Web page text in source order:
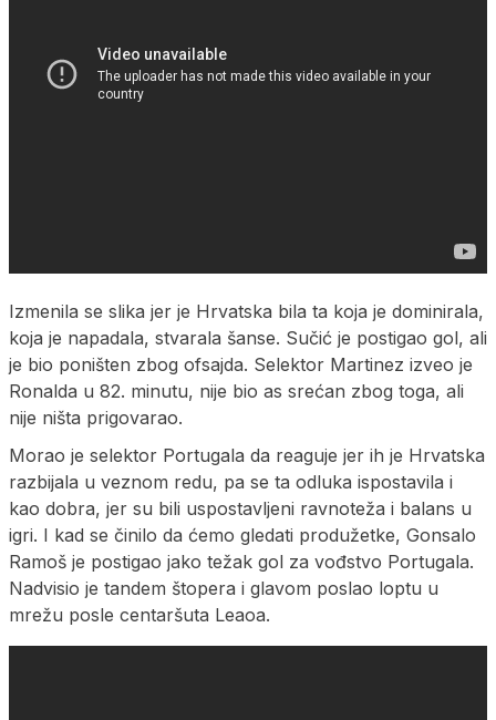
Izmenila se slika jer je Hrvatska bila ta koja je dominirala,
koja je napadala, stvarala šanse. Sučić je postigao gol, ali
je bio poništen zbog ofsajda. Selektor Martinez izveo je
Ronalda u 82. minutu, nije bio as srećan zbog toga, ali
nije ništa prigovarao.
Morao je selektor Portugala da reaguje jer ih je Hrvatska
razbijala u veznom redu, pa se ta odluka ispostavila i
kao dobra, jer su bili uspostavljeni ravnoteža i balans u
igri. I kad se činilo da ćemo gledati produžetke, Gonsalo
Ramoš je postigao jako težak gol za vođstvo Portugala.
Nadvisio je tandem štopera i glavom poslao loptu u
mrežu posle centaršuta Leaoa.